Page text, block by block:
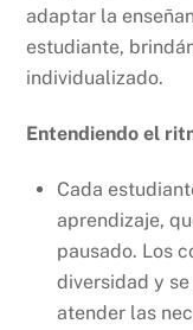
adaptar la
estudiante,
individualizado.
Entendiendo el
Cada
aprendizaje,
pausado. Los
diversidad y
atender las